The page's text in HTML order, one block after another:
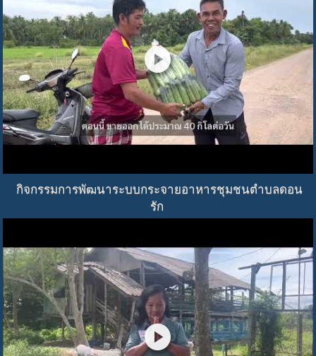
play_circle
กิจกรรมการพัฒนาระบบกระจายอาหารชุมชนตำบลดอน
รัก
play_circle